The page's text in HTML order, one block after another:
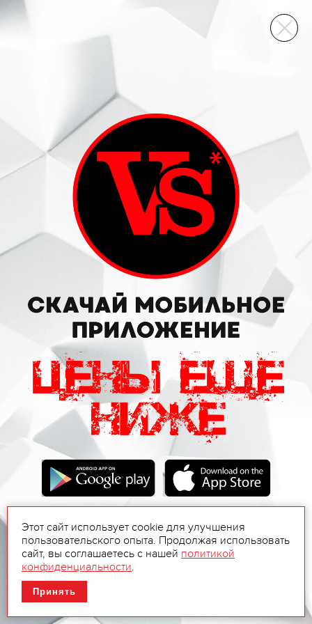
ВИННЫЙ СКЛАД
Этот сайт использует cookie для улучшения
пользовательского опыта. Продолжая использовать
сайт, вы соглашаетесь с нашей политикой
конфиденциальности.
Принять